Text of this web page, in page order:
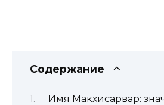
Содержание
Имя Макхисарвар: